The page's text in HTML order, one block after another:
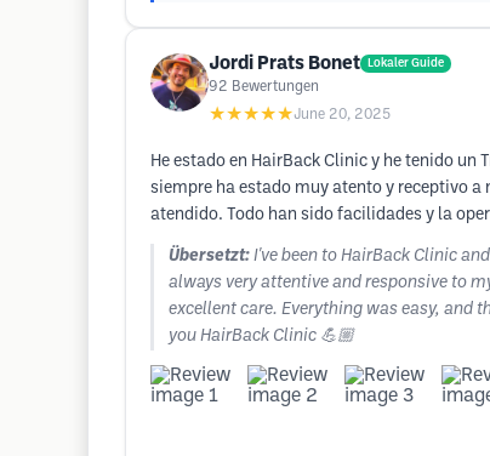
Jordi Prats Bonet Lokaler Guide
92 Bewertungen
★★★★★June 20, 2025
He estado en HairBack Clinic y he tenido
siempre ha estado muy atento y receptivo
atendido. Todo han sido facilidades y la
Übersetzt: I've been to HairBack Clinic
always very attentive and responsive to
excellent care. Everything was easy, and
you HairBack Clinic 💪🏼